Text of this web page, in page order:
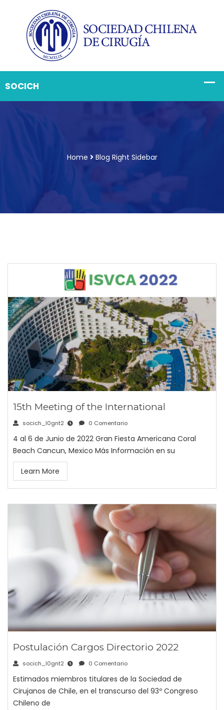
Home Blog Right Sidebar
15th Meeting of the International
socich_l0gnt2 0 Comentario
4 al 6 de Junio de 2022 Gran Fiesta Americana Coral
Beach Cancun, Mexico Más Información en su
Learn More
Postulación Cargos Directorio 2022
socich_l0gnt2 0 Comentario
Estimados miembros titulares de la Sociedad de
Cirujanos de Chile, en el transcurso del 93º Congreso
Chileno de